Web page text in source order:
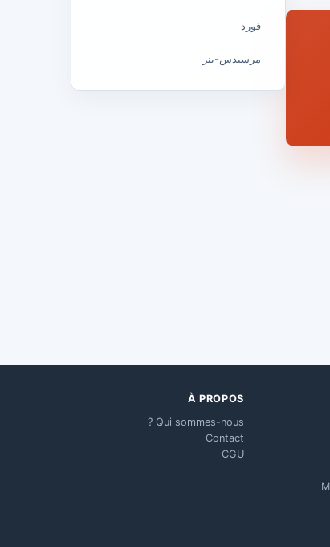
فورد
مرسيدس-بنز
À PROPOS
Qui sommes-nous ?
Contact
CGU